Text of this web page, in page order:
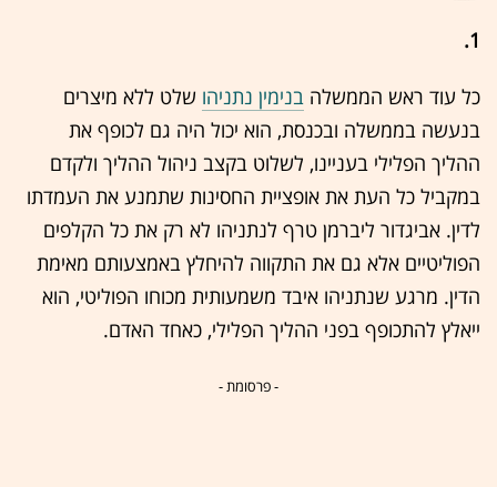
1.
כל עוד ראש הממשלה בנימין נתניהו שלט ללא מיצרים
בנעשה בממשלה ובכנסת, הוא יכול היה גם לכופף את
ההליך הפלילי בעניינו, לשלוט בקצב ניהול ההליך ולקדם
במקביל כל העת את אופציית החסינות שתמנע את העמדתו
לדין. אביגדור ליברמן טרף לנתניהו לא רק את כל הקלפים
הפוליטיים אלא גם את התקווה להיחלץ באמצעותם מאימת
הדין. מרגע שנתניהו איבד משמעותית מכוחו הפוליטי, הוא
ייאלץ להתכופף בפני ההליך הפלילי, כאחד האדם.
- פרסומת -